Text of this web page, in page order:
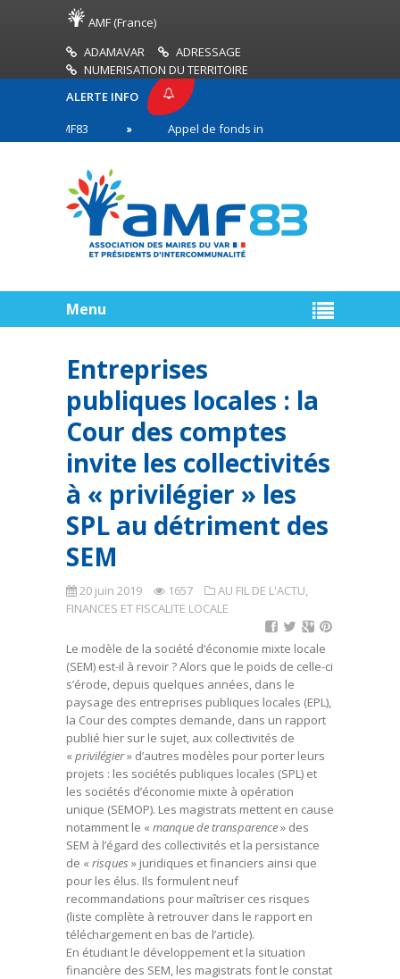
AMF (France)
ADAMAVAR
ADRESSAGE
NUMERISATION DU TERRITOIRE
ALERTE INFO
Appel de fonds incendies de forêt
première ligne
Menu
Entreprises
publiques locales : la
Cour des comptes
invite les collectivités
à « privilégier » les
SPL au détriment des
SEM
20 juin 2019 1657 AU FIL DE L'ACTU,
FINANCES ET FISCALITE LOCALE
Le modèle de la société d’économie mixte locale
(SEM) est-il à revoir ? Alors que le poids de celle-ci
s’érode, depuis quelques années, dans le
paysage des entreprises publiques locales (EPL),
la Cour des comptes demande, dans un rapport
publié hier sur le sujet, aux collectivités de
« privilégier» d’autres modèles pour porter leurs
projets : les sociétés publiques locales (SPL) et
les sociétés d’économie mixte à opération
unique (SEMOP). Les magistrats mettent en cause
notamment le « manque de transparence» des
SEM à l’égard des collectivités et la persistance
de « risques » juridiques et financiers ainsi que
pour les élus. Ils formulent neuf
recommandations pour maîtriser ces risques
(liste complète à retrouver dans le rapport en
téléchargement en bas de l’article).
En étudiant le développement et la situation
financière des SEM, les magistrats font le constat